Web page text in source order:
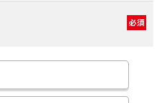
必須